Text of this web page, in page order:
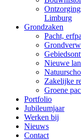
Limburg
Grondzaken
Pacht,
Nieuwe
Zakelijke
Groene
Portfolio
Jubileumjaar
Werken bij
Nieuws
Contact